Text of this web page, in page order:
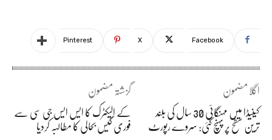
Facebook
X
Pinterest
گزشتہ مضمون
کے الیکٹرک کا ایس ایس جی سی سے
فوری گیس بحالی کا مطالبہ کردیا
اگلا مضمون
کینیڈا میں مہنگائی 30 سال کی بلند
ترین سطح پر پہنچ گئی: سروے رپورٹ